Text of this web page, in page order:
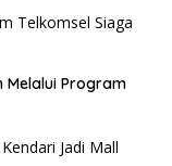
Melalui Program